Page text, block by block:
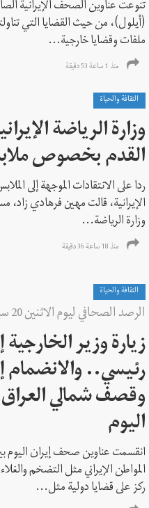
(أيلول)، من حيث القضايا التي
ملفات وقضايا خارجية...
منذ 1 ساعة 53 دقیقة
الثقافة والحياة
وزارة الرياضة
القدم بخصوص
ردا على الانتقادات الموجهة إلى
الإيرانية، قالت مهين فرهادي زاد،
وزارة الرياضة...
منذ 18 ساعة 36 دقیقة
الثقافة والحياة
الرصد الصحافي ليوم الاثنين 20 سبتمبر (أيلول) 2021
زيارة وزير
رئيسي..
وقصف شمالي
اليوم
انقسمت عناوين صحف إيران اليوم
المواطن الإيراني مثل التضخم
ركز على قضايا دولية مثل...